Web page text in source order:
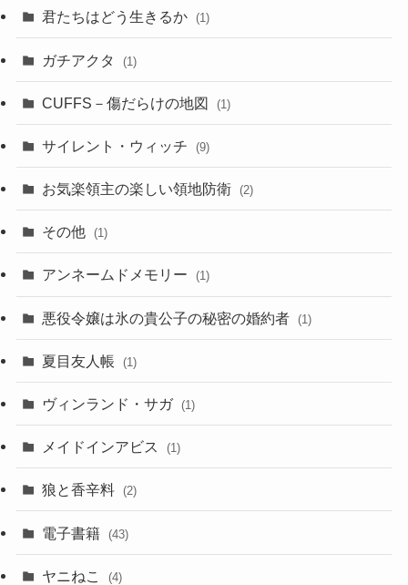
君たちはどう生きるか (1)
ガチアクタ (1)
CUFFS－傷だらけの地図 (1)
サイレント・ウィッチ (9)
お気楽領主の楽しい領地防衛 (2)
その他 (1)
アンネームドメモリー (1)
悪役令嬢は氷の貴公子の秘密の婚約者 (1)
夏目友人帳 (1)
ヴィンランド・サガ (1)
メイドインアビス (1)
狼と香辛料 (2)
電子書籍 (43)
ヤニねこ (4)